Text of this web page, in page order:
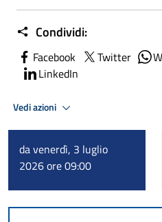
Condividi:
Facebook Twitter
LinkedIn
Vedi azioni
da venerdì, 3 luglio
2026 ore 09:00